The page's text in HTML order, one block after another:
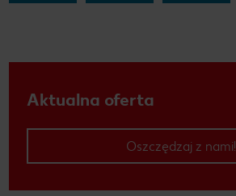
Aktualna oferta
Oszczędzaj z nami!